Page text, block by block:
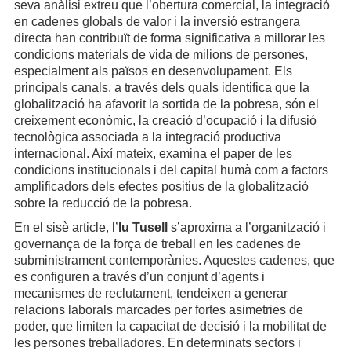
seva anàlisi extreu que l’obertura comercial, la integració
en cadenes globals de valor i la inversió estrangera
directa han contribuït de forma significativa a millorar les
condicions materials de vida de milions de persones,
especialment als països en desenvolupament. Els
principals canals, a través dels quals identifica que la
globalització ha afavorit la sortida de la pobresa, són el
creixement econòmic, la creació d’ocupació i la difusió
tecnològica associada a la integració productiva
internacional. Així mateix, examina el paper de les
condicions institucionals i del capital humà com a factors
amplificadors dels efectes positius de la globalització
sobre la reducció de la pobresa.
En el sisè article, l’ Iu Tusell
s’aproxima a l’organització i
governança de la força de treball en les cadenes de
subministrament contemporànies. Aquestes cadenes, que
es configuren a través d’un conjunt d’agents i
mecanismes de reclutament, tendeixen a generar
relacions laborals marcades per fortes asimetries de
poder, que limiten la capacitat de decisió i la mobilitat de
les persones treballadores. En determinats sectors i